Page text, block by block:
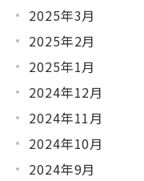
2025年3月
2025年2月
2025年1月
2024年12月
2024年11月
2024年10月
2024年9月